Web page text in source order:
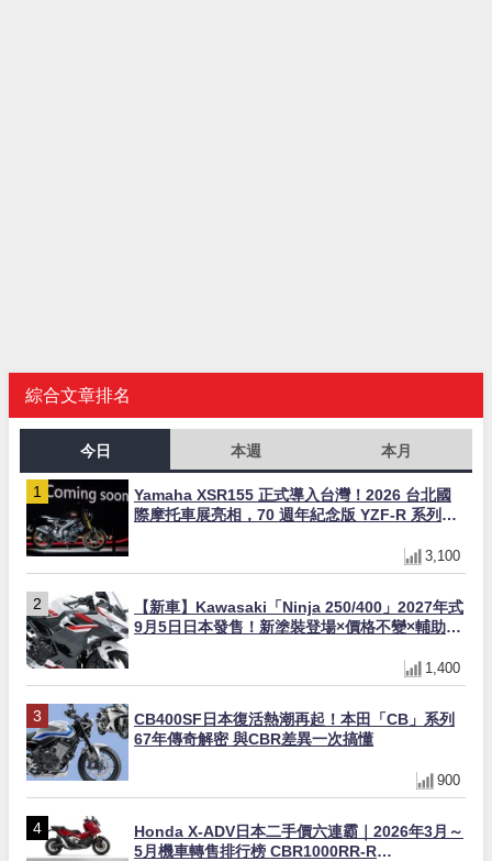
綜合文章排名
今日 本週 本月
Yamaha XSR155 正式導入台灣！2026 台北國
際摩托車展亮相，70 週年紀念版 YZF-R 系列限
3,100
【新車】Kawasaki「Ninja 250/400」2027年式
9月5日日本發售！新塗裝登場×價格不變×輔助滑
1,400
CB400SF日本復活熱潮再起！本田「CB」系列
67年傳奇解密 與CBR差異一次搞懂
900
Honda X-ADV日本二手價六連霸｜2026年3月～
5月機車轉售排行榜 CBR1000RR-R